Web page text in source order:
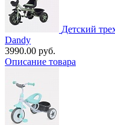
Детский
Dandy
3990.00 руб.
Описание товара